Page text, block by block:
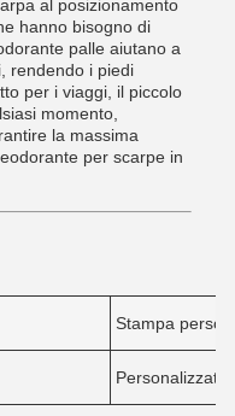
al posizionamento
hanno bisogno di
palle aiutano a
rendendo i piedi
per i viaggi, il piccolo
momento,
la massima
per scarpe in
Stampa
Personalizzato